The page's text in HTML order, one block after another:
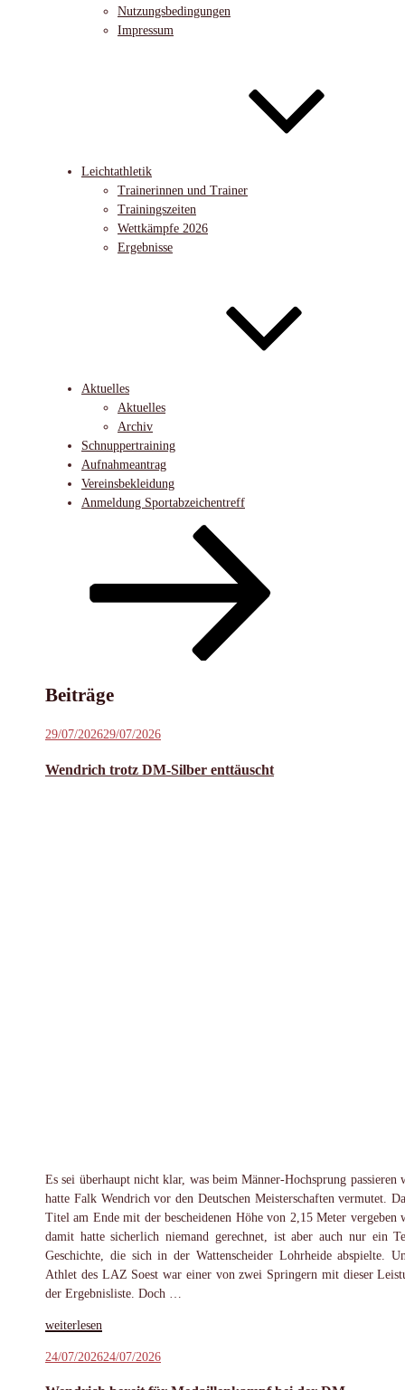
Nutzungsbedingungen
Impressum
Leichtathletik
Trainerinnen und Trainer
Trainingszeiten
Wettkämpfe 2026
Ergebnisse
Aktuelles
Aktuelles
Archiv
Schnuppertraining
Aufnahmeantrag
Vereinsbekleidung
Anmeldung Sportabzeichentreff
Beiträge
Veröffentlicht
29/07/202629/07/2026
Wendrich trotz DM-Silber enttäuscht
Es sei überhaupt nicht klar, was beim Männer-Hochsprung passieren
hatte Falk Wendrich vor den Deutschen Meisterschaften vermutet.
Titel am Ende mit der bescheidenen Höhe von 2,15 Meter vergeben
damit hatte sicherlich niemand gerechnet, ist aber auch nur ein
Geschichte, die sich in der Wattenscheider Lohrheide abspielte.
Athlet des LAZ Soest war einer von zwei Springern mit dieser
der Ergebnisliste. Doch …
„Wendrich
DM-
weiterlesen
Veröffentlicht
24/07/202624/07/2026